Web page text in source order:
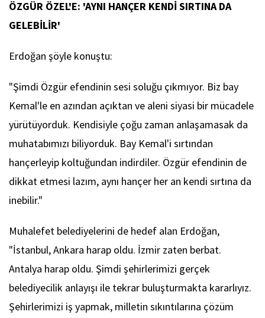
ÖZGÜR ÖZEL'E: 'AYNI HANÇER KENDİ SIRTINA DA
GELEBİLİR'
Erdoğan şöyle konuştu:
"Şimdi Özgür efendinin sesi soluğu çıkmıyor. Biz bay
Kemal'le en azından açıktan ve aleni siyasi bir mücadele
yürütüyorduk. Kendisiyle çoğu zaman anlaşamasak da
muhatabımızı biliyorduk. Bay Kemal'i sırtından
hançerleyip koltuğundan indirdiler. Özgür efendinin de
dikkat etmesi lazım, aynı hançer her an kendi sırtına da
inebilir."
Muhalefet belediyelerini de hedef alan Erdoğan,
"İstanbul, Ankara harap oldu. İzmir zaten berbat.
Antalya harap oldu. Şimdi şehirlerimizi gerçek
belediyecilik anlayışı ile tekrar buluşturmakta kararlıyız.
Şehirlerimizi iş yapmak, milletin sıkıntılarına çözüm